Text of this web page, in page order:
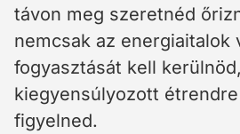
távon meg szeretnéd
nemcsak az energiaitalok
fogyasztását kell
kiegyensúlyozott
figyelned.